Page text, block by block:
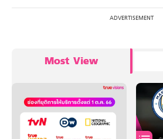
Most View